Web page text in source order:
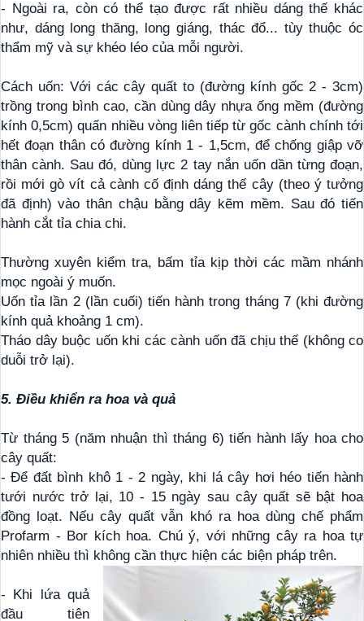
- Ngoài ra, còn có thể tạo được rất nhiều dáng thế khác
như, dáng long thăng, long giáng, thác đổ... tùy thuộc óc
thẩm mỹ và sự khéo léo của mỗi người.
Cách uốn: Với các cây quất to (đường kính gốc 2 - 3cm)
trồng trong bình cao, cần dùng dây nhựa ống mềm (đường
kính 0,5cm) quấn nhiều vòng liên tiếp từ gốc cành chính tới
hết đoạn thân có đường kính 1 - 1,5cm, để chống giập vỡ
thân cành. Sau đó, dùng lực 2 tay nắn uốn dần từng đoạn,
rồi mới gò vít cả cành cố định dáng thế cây (theo ý tưởng
đã định) vào thân chậu bằng dây kẽm mềm. Sau đó tiến
hành cắt tỉa chia chi.
Thường xuyên kiểm tra, bấm tỉa kịp thời các mầm nhánh
mọc ngoài ý muốn.
Uốn tỉa lần 2 (lần cuối) tiến hành trong tháng 7 (khi đường
kính quả khoảng 1 cm).
Tháo dây buộc uốn khi các cành uốn đã chịu thế (không co
duỗi trở lại).
5. Điều khiển ra hoa và quả
Từ tháng 5 (năm nhuận thì tháng 6) tiến hành lấy hoa cho
cây quất:
- Để đất bình khô 1 - 2 ngày, khi lá cây hơi héo tiến hành
tưới nước trở lại, 10 - 15 ngày sau cây quất sẽ bật hoa
đồng loạt. Nếu cây quất vẫn khó ra hoa dùng chế phẩm
Profarm - Bor kích hoa. Chú ý, với những cây ra hoa tự
nhiên nhiều thì không cần thực hiện các biện pháp trên.
- Khi lứa quả
đầu tiên